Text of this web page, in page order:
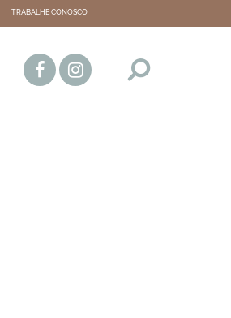
TRABALHE CONOSCO